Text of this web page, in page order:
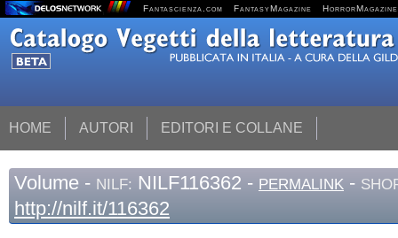
Fantascienza.com FantasyMagazine HorrorMagazine
HOME AUTORI EDITORI E COLLANE
Volume - NILF: NILF116362 - PERMALINK -
http://nilf.it/116362